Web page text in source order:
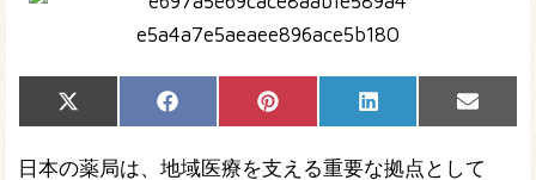
Share
on
X
(Twitter)
Share
on
Facebook Share
on
Pinterest Share
on
LinkedIn
Share
on
Email
日本の薬局は、地域医療を支える重要な拠点として